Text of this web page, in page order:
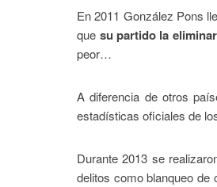
En 2011 González Pons
que su partido la
peor…
A diferencia de otros
estadísticas oficiales de
Durante 2013 se
delitos como blanqueo de